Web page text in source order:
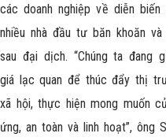
các doanh nghiệp về diễn
nhiều nhà đầu tư băn khoăn
sau đại dịch. “Chúng ta đang
giá lạc quan để thúc đẩy thị
xã hội, thực hiện mong muốn
ứng, an toàn và linh hoạt”, ông